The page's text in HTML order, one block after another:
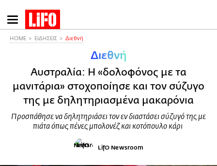
Παράκαμψη
προς
HOME ΕΙΔΗΣΕΙΣ Διεθνή
Διεθνή
Αυστραλία: Η «δολοφόνος με τα
μανιτάρια» στοχοποίησε και τον σύζυγο
της με δηλητηριασμένα μακαρόνια
Προσπάθησε να δηλητηριάσει τον εν διαστάσει σύζυγό της με
πιάτα όπως πένες μπολονέζ και κοτόπουλο κάρι
LifO Newsroom